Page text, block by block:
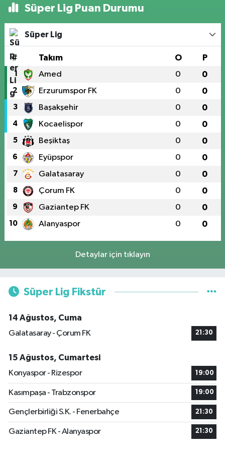
Süper Lig Puan Durumu
Süper Lig
# Takım O P
1 Amed 0 0
2 Erzurumspor FK 0 0
3 Başakşehir 0 0
4 Kocaelispor 0 0
5 Beşiktaş 0 0
6 Eyüpspor 0 0
7 Galatasaray 0 0
8 Çorum FK 0 0
9 Gaziantep FK 0 0
10 Alanyaspor 0 0
Detaylar için tıklayın
Süper Lig Fikstür
14 Ağustos, Cuma
Galatasaray - Çorum FK
21:30
15 Ağustos, Cumartesi
Konyaspor - Rizespor
19:00
Kasımpaşa - Trabzonspor 19:00
Gençlerbirliği S.K. - Fenerbahçe 21:30
Gaziantep FK - Alanyaspor 21:30